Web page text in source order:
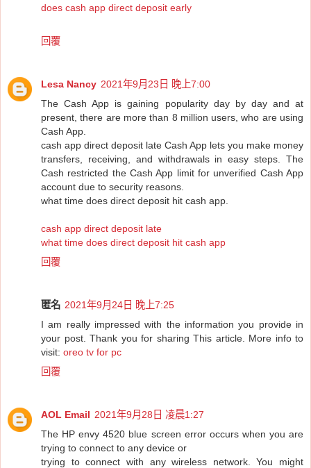
does cash app direct deposit early
回覆
Lesa Nancy 2021年9月23日 晚上7:00
The Cash App is gaining popularity day by day and at
present, there are more than 8 million users, who are using
Cash App.
cash app direct deposit late Cash App lets you make money
transfers, receiving, and withdrawals in easy steps. The
Cash restricted the Cash App limit for unverified Cash App
account due to security reasons.
what time does direct deposit hit cash app.
cash app direct deposit late
what time does direct deposit hit cash app
回覆
匿名 2021年9月24日 晚上7:25
I am really impressed with the information you provide in
your post. Thank you for sharing This article. More info to
visit: oreo tv for pc
回覆
AOL Email 2021年9月28日 凌晨1:27
The HP envy 4520 blue screen error occurs when you are
trying to connect to any device or
trying to connect with any wireless network. You might